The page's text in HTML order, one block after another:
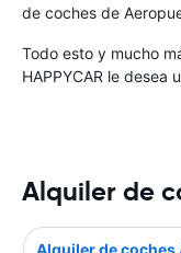
de coches de
Todo esto y mucho
HAPPYCAR le desea
Alquiler de
Alquiler de coches